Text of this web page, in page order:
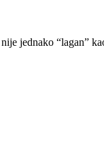
jednako “lagan”